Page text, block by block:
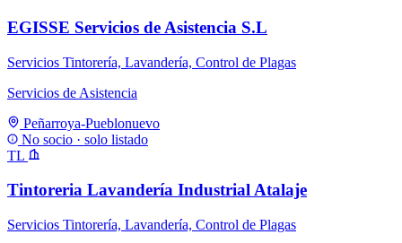
EGISSE Servicios de Asistencia S.L
Servicios Tintorería, Lavandería, Control de Plagas
Servicios de Asistencia
Peñarroya-Pueblonuevo
No socio · solo listado
TL
Tintoreria Lavandería Industrial Atalaje
Servicios Tintorería, Lavandería, Control de Plagas